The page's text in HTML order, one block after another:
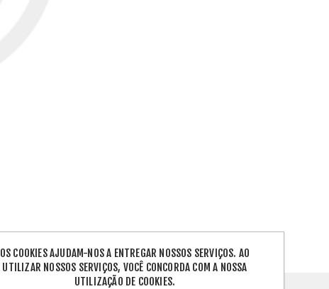
OS COOKIES AJUDAM-NOS A ENTREGAR NOSSOS SERVIÇOS. AO
UTILIZAR NOSSOS SERVIÇOS, VOCÊ CONCORDA COM A NOSSA
UTILIZAÇÃO DE COOKIES.